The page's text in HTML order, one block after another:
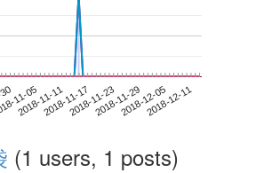
11-05
2018-11-112018-11-172018-11-232018-11-292018-12-052018-12-11
(1 users, 1 posts)